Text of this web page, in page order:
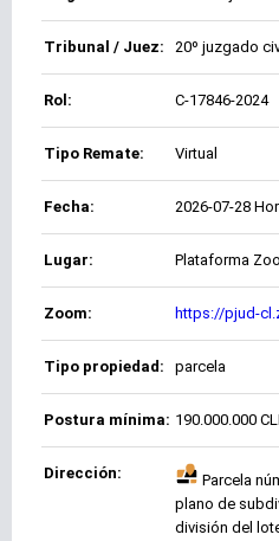
Tribunal / Juez: 20º juzgado
Rol: C-17846-2024
Tipo Remate: Virtual
Fecha: 2026-07-28
Lugar: Plataforma
Zoom: https://pjud-
Tipo propiedad: parcela
Postura mínima: 190.000.000
Dirección:
Parcela
plano de
división del